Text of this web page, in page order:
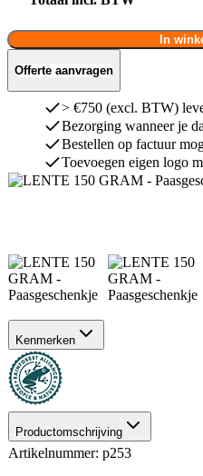
In
Offerte aanvragen
> €750 (excl. BTW)
Bezorging wanneer je
Bestellen op factuur
Toevoegen eigen logo
Kenmerken
Productomschrijving
Artikelnummer: p253